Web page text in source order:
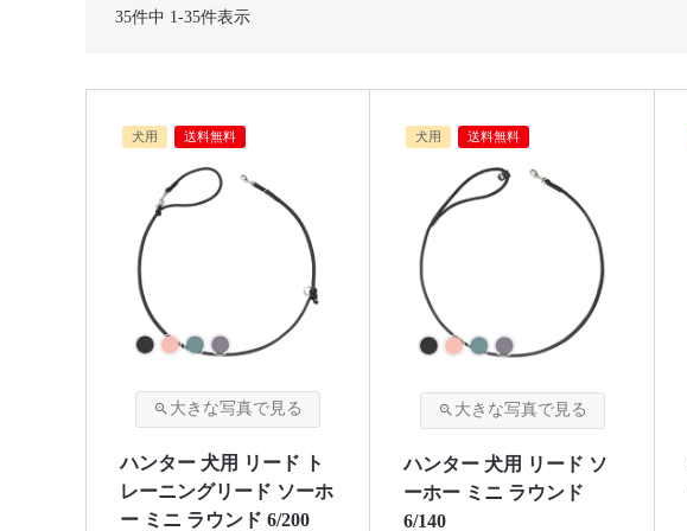
35件中 1-35件表示
犬用 送料無料
ハンター 犬用 リード ト
レーニングリード ソーホ
ー ミニ ラウンド 6/200
犬用 送料無料
ハンター 犬用 リード ソ
ーホー ミニ ラウンド
6/140